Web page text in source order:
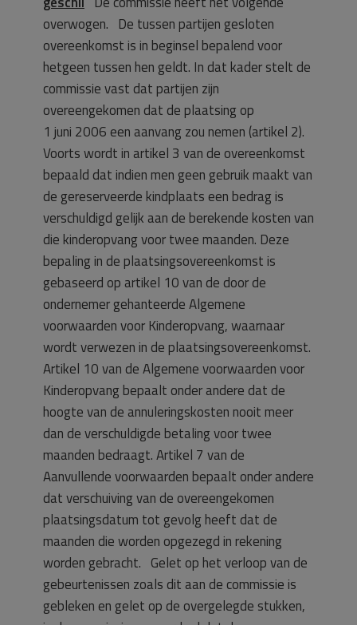
overwogen. De tussen partijen gesloten
overeenkomst is in beginsel bepalend voor
hetgeen tussen hen geldt. In dat kader stelt de
commissie vast dat partijen zijn
overeengekomen dat de plaatsing op
1 juni 2006 een aanvang zou nemen (artikel 2).
Voorts wordt in artikel 3 van de overeenkomst
bepaald dat indien men geen gebruik maakt van
de gereserveerde kindplaats een bedrag is
verschuldigd gelijk aan de berekende kosten van
die kinderopvang voor twee maanden. Deze
bepaling in de plaatsingsovereenkomst is
gebaseerd op artikel 10 van de door de
ondernemer gehanteerde Algemene
voorwaarden voor Kinderopvang, waarnaar
wordt verwezen in de plaatsingsovereenkomst.
Artikel 10 van de Algemene voorwaarden voor
Kinderopvang bepaalt onder andere dat de
hoogte van de annuleringskosten nooit meer
dan de verschuldigde betaling voor twee
maanden bedraagt. Artikel 7 van de
Aanvullende voorwaarden bepaalt onder andere
dat verschuiving van de overeengekomen
plaatsingsdatum tot gevolg heeft dat de
maanden die worden opgezegd in rekening
worden gebracht. Gelet op het verloop van de
gebeurtenissen zoals dit aan de commissie is
gebleken en gelet op de overgelegde stukken,